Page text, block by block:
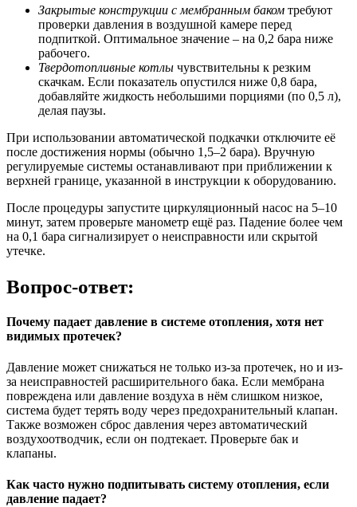
Закрытые конструкции с мембранным баком требуют
проверки давления в воздушной камере перед
подпиткой. Оптимальное значение – на 0,2 бара ниже
рабочего.
Твердотопливные котлы чувствительны к резким
скачкам. Если показатель опустился ниже 0,8 бара,
добавляйте жидкость небольшими порциями (по 0,5 л),
делая паузы.
При использовании автоматической подкачки отключите её
после достижения нормы (обычно 1,5–2 бара). Вручную
регулируемые системы останавливают при приближении к
верхней границе, указанной в инструкции к оборудованию.
После процедуры запустите циркуляционный насос на 5–10
минут, затем проверьте манометр ещё раз. Падение более чем
на 0,1 бара сигнализирует о неисправности или скрытой
утечке.
Вопрос-ответ:
Почему падает давление в системе отопления, хотя нет
видимых протечек?
Давление может снижаться не только из-за протечек, но и из-
за неисправностей расширительного бака. Если мембрана
повреждена или давление воздуха в нём слишком низкое,
система будет терять воду через предохранительный клапан.
Также возможен сброс давления через автоматический
воздухоотводчик, если он подтекает. Проверьте бак и
клапаны.
Как часто нужно подпитывать систему отопления, если
давление падает?